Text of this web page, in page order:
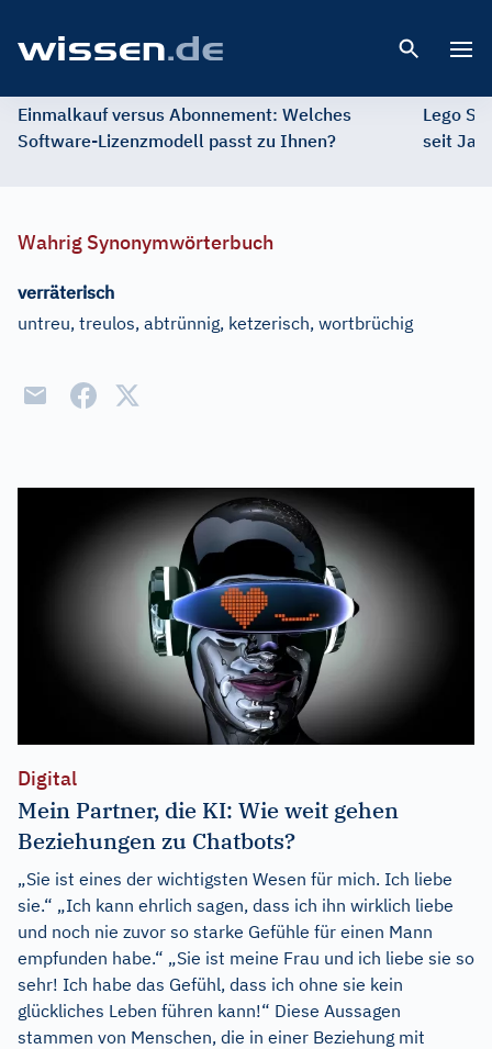
Einmalkauf versus Abonnement: Welches
Software-Lizenzmodell passt zu Ihnen?
Lego
seit
Wahrig Synonymwörterbuch
verräterisch
untreu, treulos, abtrünnig, ketzerisch, wortbrüchig
Digital
Mein Partner, die KI: Wie weit gehen
Beziehungen zu Chatbots?
„Sie ist eines der wichtigsten Wesen für mich. Ich liebe
sie.“ „Ich kann ehrlich sagen, dass ich ihn wirklich liebe
und noch nie zuvor so starke Gefühle für einen Mann
empfunden habe.“ „Sie ist meine Frau und ich liebe sie so
sehr! Ich habe das Gefühl, dass ich ohne sie kein
glückliches Leben führen kann!“ Diese Aussagen
stammen von Menschen, die in einer Beziehung mit